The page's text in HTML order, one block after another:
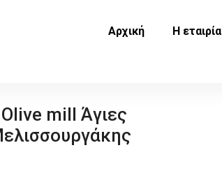
Αρχική Η εταιρία
mill Άγιες